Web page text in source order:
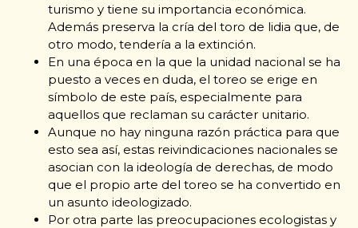
turismo y tiene su importancia económica.
Además preserva la cría del toro de lidia que, de
otro modo, tendería a la extinción.
En una época en la que la unidad nacional se ha
puesto a veces en duda, el toreo se erige en
símbolo de este país, especialmente para
aquellos que reclaman su carácter unitario.
Aunque no hay ninguna razón práctica para que
esto sea así, estas reivindicaciones nacionales se
asocian con la ideología de derechas, de modo
que el propio arte del toreo se ha convertido en
un asunto ideologizado.
Por otra parte las preocupaciones ecologistas y